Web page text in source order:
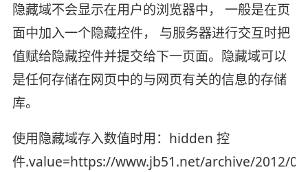
隐藏域不会显示在用户的浏览器中， 一般是在页
面中加入一个隐藏控件， 与服务器进行交互时把
值赋给隐藏控件并提交给下一页面。隐藏域可以
是任何存储在网页中的与网页有关的信息的存储
库。
使用隐藏域存入数值时用：hidden 控
件.value=https://www.jb51.net/archive/2012/